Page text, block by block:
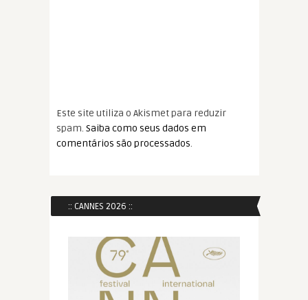
Este site utiliza o Akismet para reduzir
spam. Saiba como seus dados em
comentários são processados.
:: CANNES 2026 ::